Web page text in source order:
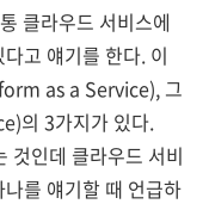
클라우드 서비스에
고 얘기를 한다. 이
as a Service), 그
의 3가지가 있다.
것인데 클라우드 서비
를 얘기할 때 언급하